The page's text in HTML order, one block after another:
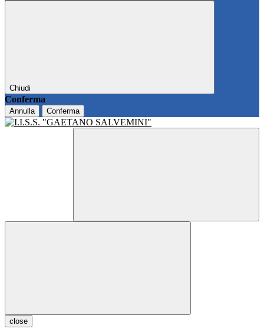
Chiudi
Conferma
Annulla Conferma
close